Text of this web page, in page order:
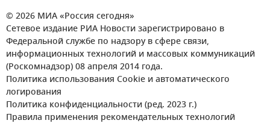
© 2026 МИА «Россия сегодня»
Сетевое издание РИА Новости зарегистрировано в
Федеральной службе по надзору в сфере связи,
информационных технологий и массовых коммуникаций
(Роскомнадзор) 08 апреля 2014 года.
Политика использования Cookie и автоматического
логирования
Политика конфиденциальности (ред. 2023 г.)
Правила применения рекомендательных технологий